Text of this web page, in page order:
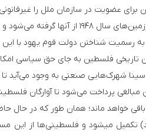
عضویت در سازمان ملل را
در صحرای نقب به آنها واگذار می شود.
شناختن دولت قوم یهود با این
تاریخی فلسطین به جای حق سیاسی
شهرک‌هایی صنعتی به وجود می‌آید تا
پرداخت می‌شود تا آوارگان
خواهد ماند؛ همان طور که در حال
تکمیل می­شود و فلسطینی‌ها از این